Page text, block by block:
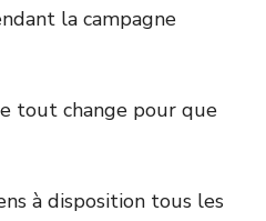
la campagne
tout change pour que
à disposition tous les